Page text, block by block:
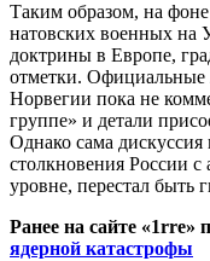
Таким образом, на
натовских военных на
доктрины в Европе,
отметки.
Норвегии пока не
группе» и детали
Однако сама
столкновения России с
уровне, перестал быть
Ранее на сайте «1rre»
ядерной катастрофы